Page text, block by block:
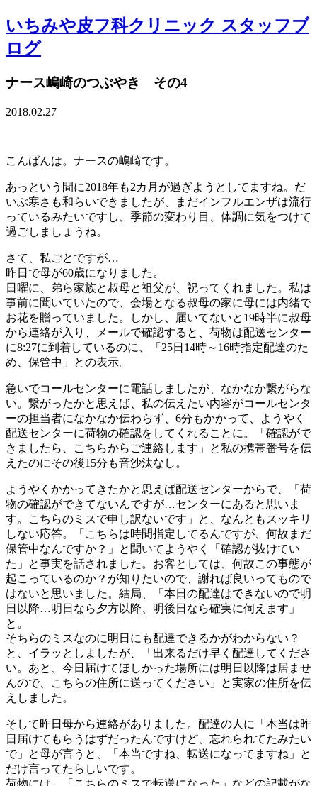
いちみや皮フ科クリニック スタッフブ
ログ
ナース嶋崎のつぶやき その4
2018.02.27
こんばんは。ナースの嶋崎です。
あっという間に2018年も2カ月が過ぎようとしてますね。だ
いぶ寒さも和らいできましたが、まだインフルエンザは流行
っているみたいですし、季節の変わり目、体調に気をつけて
過ごしましょうね。
さて、私ごとですが…
昨日で母が60歳になりました。
日曜に、弟ら家族と叔母と祖父が、祝ってくれました。私は
事前に聞いていたので、会場となる叔母の家に母には内緒で
お花を贈っていました。しかし、届いてないと19時半に叔母
から連絡が入り、メールで確認すると、荷物は配送センター
に8:27に到着しているのに、「25日14時～16時指定配達のた
め、保管中」との表示。
急いでコールセンターに電話しましたが、なかなか繋がらな
い。繋がったかと思えば、私の伝えたい内容がコールセンタ
ーの担当者になかなか伝わらず、6分もかかって、ようやく
配送センターに荷物の確認をしてくれることに。「確認がで
きましたら、こちらからご連絡します」と私の携帯番号を伝
えたのにその後15分も音沙汰なし。
ようやくかかってきたかと思えば配送センターからで、「荷
物の確認ができてないんですが…センターにあると思いま
す。こちらのミスで申し訳ないです」と、なんともスッキリ
しない応答。「こちらは時間指定してるんですが、何故まだ
保管中なんですか？」と聞いてようやく「確認が抜けてい
た」と事実を話されました。お客としては、何故この事態が
起こっているのか？が知りたいので、謝れば良いってもので
はないと思いました。結局、「本日の配達はできないので明
日以降…明日なら夕方以降、明後日なら確実に伺えます」
と。
そちらのミスなのに明日にも配達できるかがわからない？
と、イラッとしましたが、「出来るだけ早く配達してくださ
い。あと、今日届けてほしかった場所には明日以降は居ませ
んので、こちらの住所に送ってください」と実家の住所を伝
えしました。
そして昨日母から連絡がありました。配達の人に「本当は昨
日届けてもらうはずだったんですけど、忘れられてたみたい
で」と母が言うと、「本当ですね、転送になってますね」と
だけ言ってたらしいです。
荷物には、「こちらのミスで転送になった」などの記載がな